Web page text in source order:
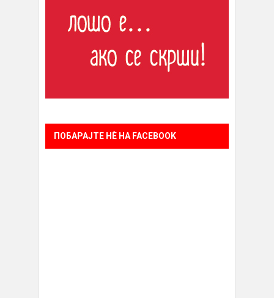
ПОБАРАЈТЕ НÈ НА FACEBOOK